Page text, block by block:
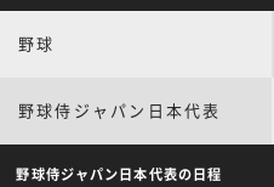
野球
野球侍ジャパン日本代表
野球侍ジャパン日本代表の日程